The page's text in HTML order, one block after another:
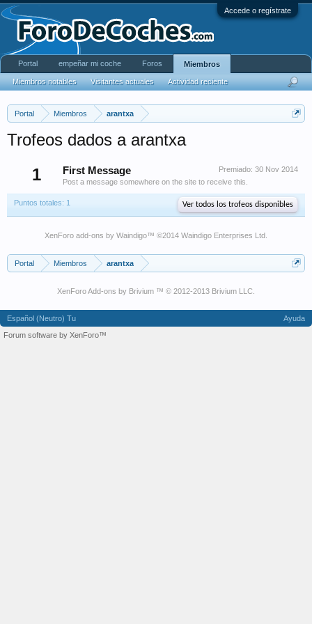
Accede o regístrate
Portal Miembros arantxa
Trofeos dados a arantxa
1
Premiado: 30 Nov 2014
First Message
Post a message somewhere on the site to receive this.
Puntos totales: 1 Ver todos los trofeos disponibles
XenForo add-ons by Waindigo™ ©2014 Waindigo Enterprises Ltd
Portal Miembros arantxa
XenForo Add-ons by Brivium ™ © 2012-2013 Brivium LLC.
Portal empeñar mi coche Foros Miembros
Miembros notables Visitantes actuales Actividad reciente
Español (Neutro) Tu
Ayuda
Forum software by XenForo™